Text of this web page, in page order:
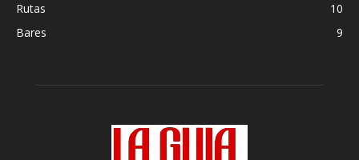
Rutas
10
Bares
9